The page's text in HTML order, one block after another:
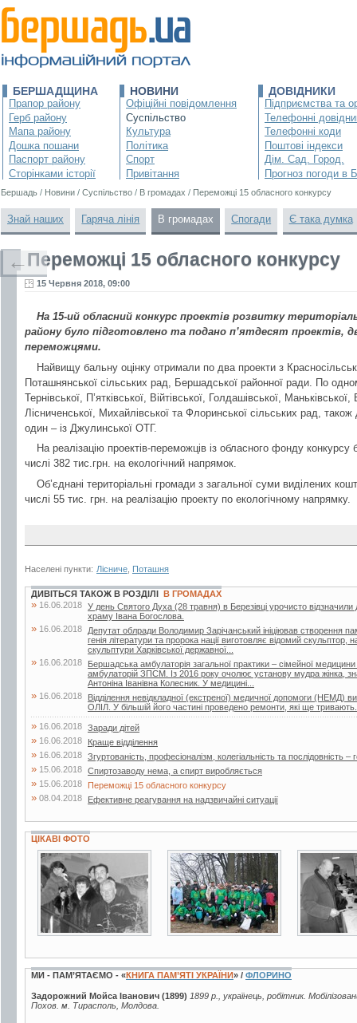
БЕРШАДЩИНА
Прапор району
Герб району
Мапа району
Дошка пошани
Паспорт району
Сторінками історії
НОВИНИ
Офіційні повідомлення
Суспільство
Культура
Політика
Спорт
Привітання
ДОВІДНИКИ
Підприємства та
Телефонні
Телефонні коди
Поштові індекси
Дім. Сад. Город.
Прогноз погоди в
Бершадь / Новини / Суспільство / В громадах / Переможці 15 обласного конкурсу
Знай наших Гаряча лінія В громадах Спогади Є така думка
Переможці 15 обласного конкурсу
15 Червня 2018, 09:00
На 15-ий обласний конкурс проектів розвитку
району було підготовлено та подано п’ятдесят проектів,
переможцями.
Найвищу бальну оцінку отримали по два проекти з
Поташнянської сільських рад, Бершадської районної ради. По
Тернівської, П’ятківської, Війтівської, Голдашівської,
Лісниченської, Михайлівської та Флоринської сільських рад,
один – із Джулинської ОТГ.
На реалізацію проектів-переможців із обласного фонду
числі 382 тис.грн. на екологічний напрямок.
Об’єднані територіальні громади з загальної суми виділених
числі 55 тис. грн. на реалізацію проекту по екологічному напрямку.
Населені пункти: Лісниче Поташня
←
ДИВІТЬСЯ ТАКОЖ В РОЗДІЛІ В ГРОМАДАХ
» 16.06.2018 У день Святого Духа (28 травня) в Березівці урочисто відзначили
храму Івана Богослова.
» 16.06.2018
Депутат облради Володимир Зарічанський ініціював створення
генія літератури та пророка нації виготовляє відомий
скульптури Харківської державної...
» 16.06.2018
Бершадська амбулаторія загальної практики – сімейної
амбулаторій ЗПСМ. Із 2016 року очолює установу мудра жінка,
Антоніна Іванівна Колесник. У медицині...
» 16.06.2018
Відділення невідкладної (екстреної) медичної допомоги (НЕМД)
ОЛІЛ. У більшій його частині проведено ремонти, які ще тривають.
» 16.06.2018 Заради дітей
» 16.06.2018 Краще відділення
» 16.06.2018 Згуртованість, професіоналізм, колегіальність та послідовність –
» 15.06.2018 Спиртозаводу нема, а спирт виробляється
» 15.06.2018 Переможці 15 обласного конкурсу
» 08.04.2018 Ефективне реагування на надзвичайні ситуації
ЦІКАВІ ФОТО
4 фото 5 фото 4 фото
МИ - ПАМ’ЯТАЄМО - «КНИГА ПАМ’ЯТІ УКРАЇНИ» / ФЛОРИНО
Задорожний Мойса Іванович (1899) 1899 р., українець, робітник.
Похов. м. Тирасполь, Молдова.